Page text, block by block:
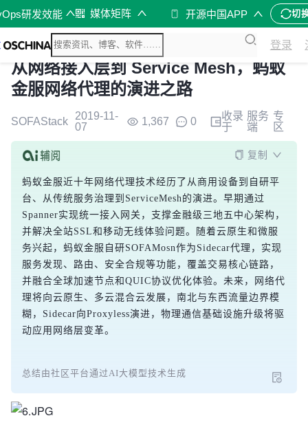
研发效能 媒体矩阵 开源中国APP 切
登录
从网络接入层到 Service Mesh，蚂蚁
金服网络代理的演进之路
SOFAStack
2019-11-
07
1,367 0
收录
于
服务
端
专
区
复制
蚂蚁金服近十年网络代理技术经历了从商用设备到自研平
台、从传统服务治理到ServiceMesh的演进。早期通过
Spanner实现统一接入网关，支撑金融级三地五中心架构，
并解决全站SSL和移动无线体验问题。随着云原生和微服
务兴起，蚂蚁金服自研SOFAMosn作为Sidecar代理，实现
服务发现、路由、安全合规等功能，覆盖交易核心链路，
并融合全球加速节点和QUIC协议优化体验。未来，网络代
理将向云原生、多云混合云发展，南北与东西流量边界模
糊，Sidecar向Proxyless演进，物理通信基础设施升级将驱
动应用网络层变革。
总结由社区平台通过AI大模型技术生成